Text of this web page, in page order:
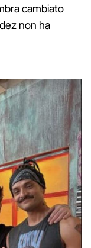
cambiato
non ha